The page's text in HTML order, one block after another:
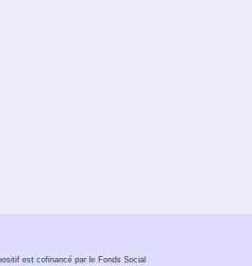
est cofinancé par le Fonds Social